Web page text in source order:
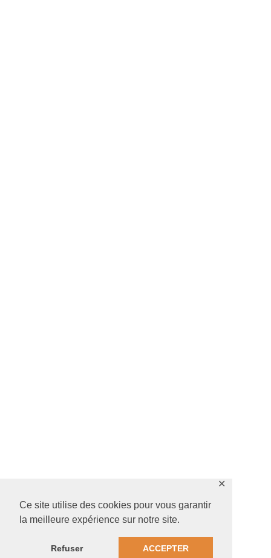
Ce site utilise des cookies pour vous garantir
la meilleure expérience sur notre site.
Refuser ACCEPTER
✕